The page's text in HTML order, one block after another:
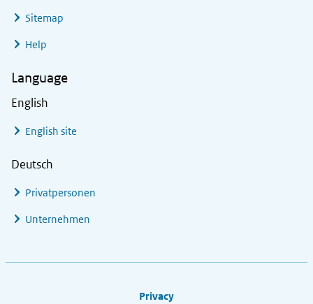
Sitemap
Help
Language
English
English site
Deutsch
Privatpersonen
Unternehmen
Privacy